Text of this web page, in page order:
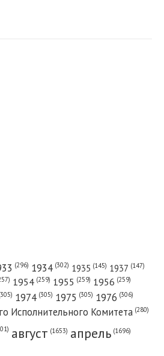
(296) 1934 (302) 1935 (145) 1937 (147)
1954 (259) 1955 (259) 1956 (259)
1974 (305) 1975 (305) 1976 (306)
Исполнительного Комитета (280)
август (1653) апрель (1696)